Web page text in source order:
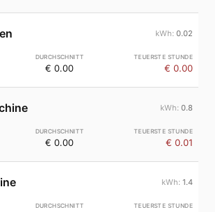
0.02
€ 0.00 € 0.00
0.8
€ 0.00 € 0.01
1.4